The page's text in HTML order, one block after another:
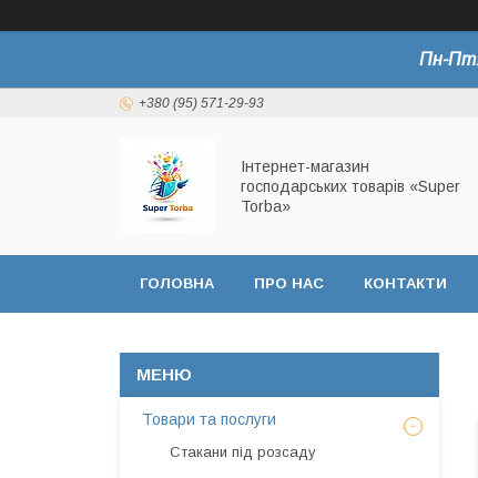
Пн-Пт:
+380 (95) 571-29-93
Інтернет-магазин
господарських товарів «Super
Torba»
ГОЛОВНА ПРО НАС КОНТАКТИ
Товари та послуги
Стакани під розсаду